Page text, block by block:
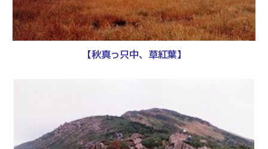
【秋真っ只中、草紅葉】